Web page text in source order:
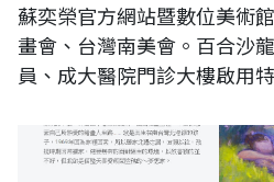
蘇奕榮官方網站暨數位美術
畫會、台灣南美會。百合沙
員、成大醫院門診大樓啟用